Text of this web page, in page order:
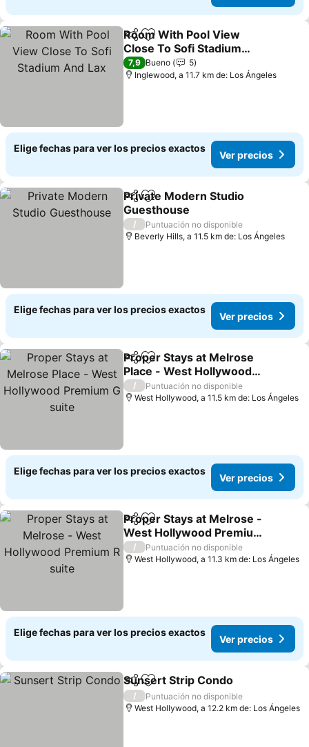
CompartirAgregar a favoritos
Room With Pool View
Close To Sofi Stadium
And Lax
7,9 Bueno
5
Inglewood, a 11.7 km de: Los Ángeles
Elige fechas para ver los precios exactos
Ver precios
CompartirAgregar a favoritos
Private Modern Studio
Guesthouse
/
Puntuación no disponible
Beverly Hills, a 11.5 km de: Los Ángeles
Elige fechas para ver los precios exactos
Ver precios
CompartirAgregar a favoritos
Proper Stays at Melrose
Place - West Hollywood
Premium G suite
/
Puntuación no disponible
West Hollywood, a 11.5 km de: Los Ángeles
Elige fechas para ver los precios exactos
Ver precios
CompartirAgregar a favoritos
Proper Stays at Melrose -
West Hollywood Premium
R suite
/
Puntuación no disponible
West Hollywood, a 11.3 km de: Los Ángeles
Elige fechas para ver los precios exactos
Ver precios
CompartirAgregar a favoritos
Sunsert Strip Condo
/
Puntuación no disponible
West Hollywood, a 12.2 km de: Los Ángeles